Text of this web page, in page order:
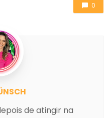
0
de atingir na